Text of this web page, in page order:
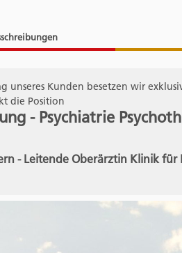
unseres Kunden besetzen wir
die Position
- Psychiatrie
- Leitende Oberärztin Klinik für